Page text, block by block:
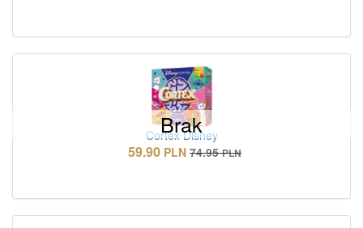
Brak
Cortex Disney
59.90 PLN 74.95 PLN